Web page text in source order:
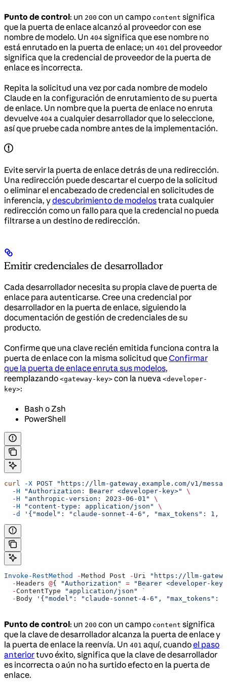
Punto de control: un 200 con un campo content significa
que la puerta de enlace alcanzó al proveedor con ese
nombre de modelo. Un 404 significa que ese nombre no
está enrutado en la puerta de enlace; un 401 del proveedor
significa que la credencial de proveedor de la puerta de
enlace es incorrecta.
Repita la solicitud una vez por cada nombre de modelo
Claude en la configuración de enrutamiento de su puerta
de enlace. Un nombre que la puerta de enlace no enruta
devuelve 404 a cualquier desarrollador que lo seleccione,
así que pruebe cada nombre antes de la implementación.
Evite servir la puerta de enlace detrás de una redirección.
Una redirección puede descartar el cuerpo de la solicitud
o eliminar el encabezado de credencial en solicitudes de
inferencia, ydescubrimiento de modelostrata cualquier
redirección como un fallo para que la credencial no pueda
filtrarse a un destino de redirección.
Emitir credenciales de desarrollador
Cada desarrollador necesita su propia clave de puerta de
enlace para autenticarse. Cree una credencial por
desarrollador en la puerta de enlace, siguiendo la
documentación de gestión de credenciales de su
producto.
Confirme que una clave recién emitida funciona contra la
puerta de enlace con la misma solicitud queConfirmar
que la puerta de enlace enruta sus modelos,
reemplazando <gateway-key> con la nueva <developer-
key>:
Bash o Zsh
PowerShell
curl -X POST "https://llm-gateway.example.com/v1/
  -H
"Authorization: Bearer <developer-key>"
\
  -H
"anthropic-version: 2023-06-01"
\
  -H
"content-type: application/json"
\
  -d
'{"model": "claude-sonnet-4-6", "max_tokens":
Invoke-RestMethod -Method Post - Uri
"https://llm-
  -
Headers @{ "Authorization" = "Bearer <developer-
  -
ContentType "application/json"
`
  -
Body '{"model": "claude-sonnet-4-6",
Punto de control: un 200 con un campo content significa
que la clave de desarrollador alcanza la puerta de enlace y
la puerta de enlace la reenvía. Un 401 aquí, cuandoel paso
anteriortuvo éxito, significa que la clave de desarrollador
es incorrecta o aún no ha surtido efecto en la puerta de
enlace.